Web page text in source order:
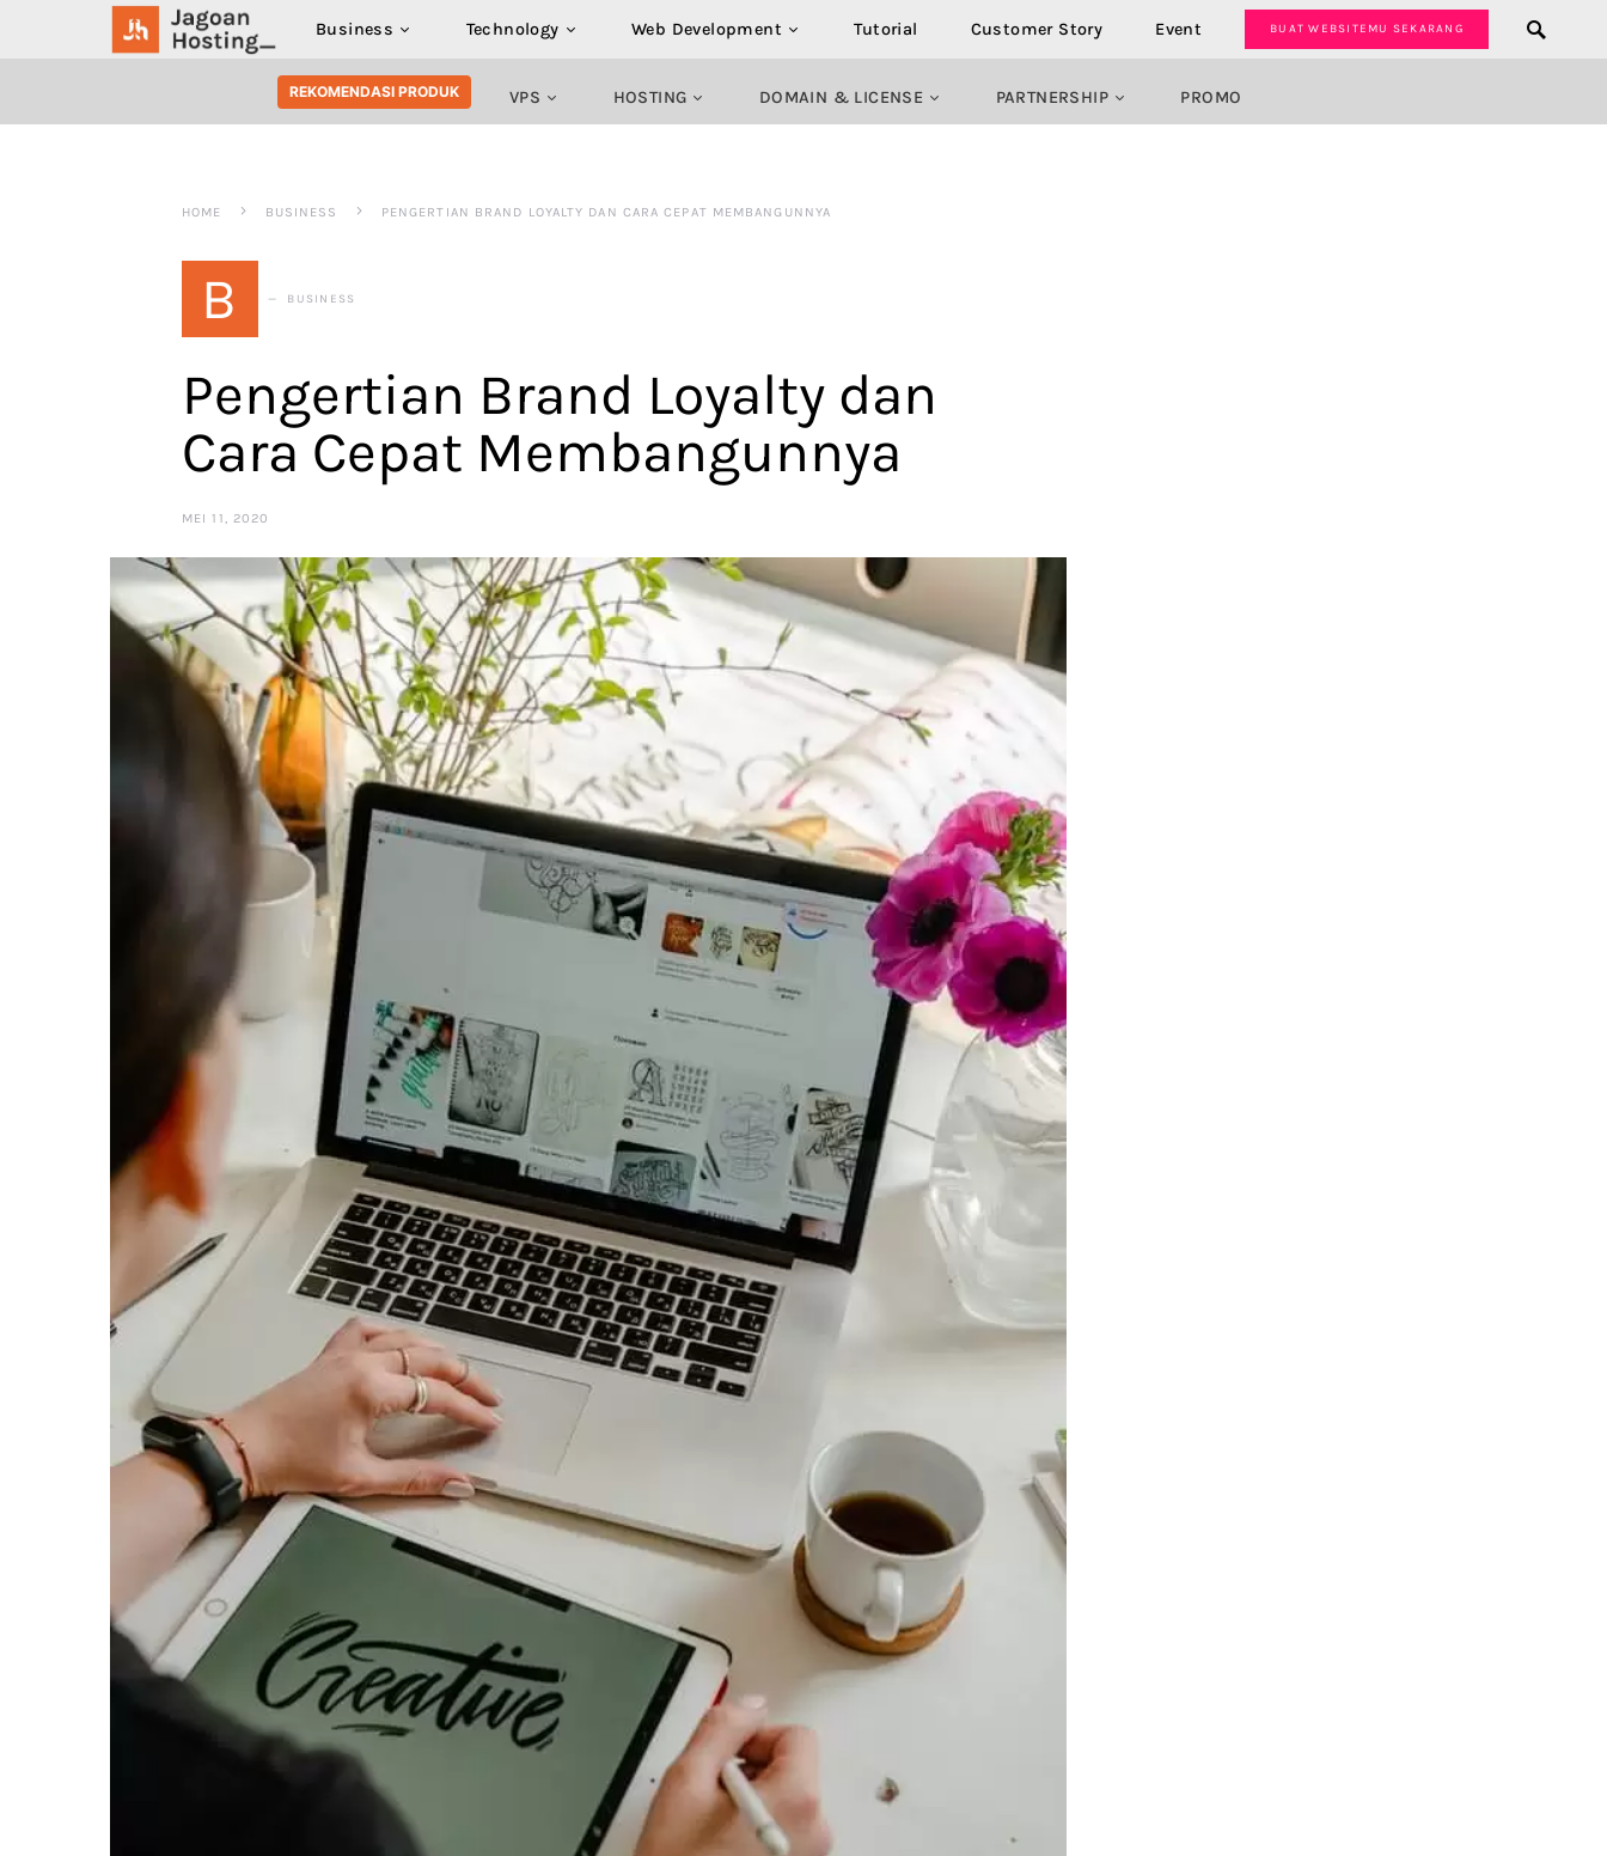
Business Technology Web Development Tutorial Customer Story Event BUAT WEBSITEMU SEKARANG
SEARCH FOR:
REKOMENDASI PRODUK VPS HOSTING DOMAIN & LICENSE PARTNERSHIP PROMO
HOME BUSINESS PENGERTIAN BRAND LOYALTY DAN CARA CEPAT MEMBANGUNNYA
B BUSINESS
Pengertian Brand Loyalty dan
Cara Cepat Membangunnya
MEI 11, 2020